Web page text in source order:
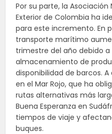
Por su parte, la
Exterior de Colombia ha
para este incremento. En
transporte marítimo
trimestre del año debido
almacenamiento de
disponibilidad de barcos.
en el Mar Rojo, que ha
rutas alternativas más
Buena Esperanza en
tiempos de viaje y
buques.